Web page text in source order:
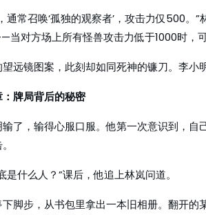
通常召唤‘孤独的观察者’，攻击力仅500。
当对方场上所有怪兽攻击力低于1000时，
远镜图案，此刻却如同死神的镰刀。李小
牌局背后的秘密
了，输得心服口服。他第一次意识到，
是什么人？”课后，他追上林岚问道。
脚步，从书包里拿出一本旧相册。翻开